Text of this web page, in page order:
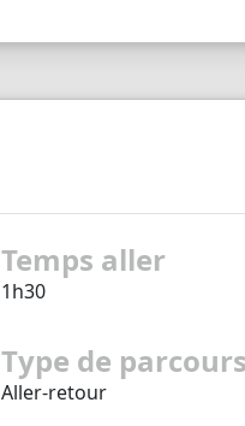
Temps aller
1h30
Type de parcours
Aller-retour